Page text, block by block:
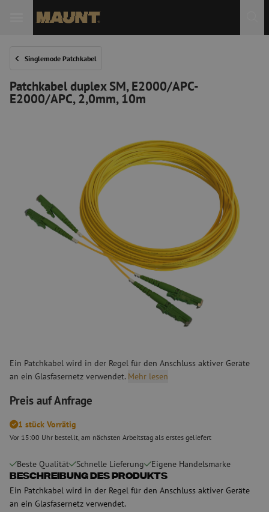
Singlemode Patchkabel
Patchkabel duplex SM, E2000/APC-
E2000/APC, 2,0mm, 10m
Ein Patchkabel wird in der Regel für den Anschluss aktiver Geräte
an ein Glasfasernetz verwendet. Mehr lesen
Preis auf Anfrage
1 stück Vorrätig
Vor 15:00 Uhr bestellt, am nächsten Arbeitstag als erstes geliefert
Beste Qualität Schnelle Lieferung Eigene Handelsmarke
Beschreibung des Produkts
Ein Patchkabel wird in der Regel für den Anschluss aktiver Geräte
an ein Glasfasernetz verwendet.